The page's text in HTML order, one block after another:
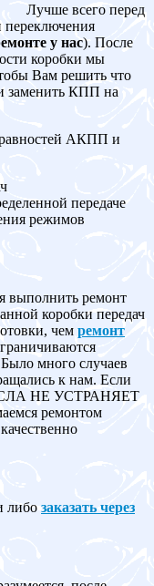
Лучше всего перед
переключения
у нас). После
коробки мы
Вам решить что
заменить КПП на
АКПП и
передаче
режимов
выполнить ремонт
коробки передач
чем ремонт
много случаев
к нам. Если
НЕ УСТРАНЯЕТ
ремонтом
либо заказать через